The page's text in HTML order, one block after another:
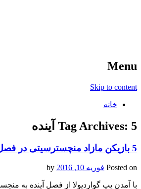
Menu
Skip to content
خانه
Tag Archives: 5 آینده
5 بازیکن مازاد منچسترسیتی در فصل آینده ::
Posted on فوریه 10, 2016
با آمدن پپ گواردیولا از فصل آینده به